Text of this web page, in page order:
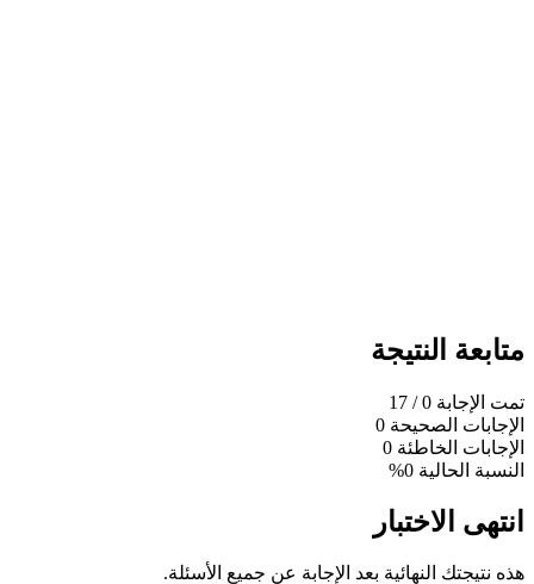
متابعة النتيجة
تمت الإجابة 0
/ 17
الإجابات الصحيحة 0
الإجابات الخاطئة 0
النسبة الحالية 0%
انتهى الاختبار
هذه نتيجتك النهائية بعد الإجابة عن جميع الأسئلة.